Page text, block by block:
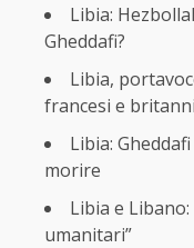
Libia:
Gheddafi?
Libia,
francesi e
Libia:
morire
Libia e
umanitari”